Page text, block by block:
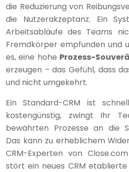
die Reduzierung von
die Nutzerakzeptanz. Ein
Arbeitsabläufe des Teams
Fremdkörper empfunden und
es, eine hohe Prozess-
erzeugen – das Gefühl, dass
und nicht umgekehrt.
Ein Standard-CRM ist
kostengünstig, zwingt Ihr
bewährten Prozesse an die
Das kann zu erheblichem
CRM-Experten von
stört ein neues CRM